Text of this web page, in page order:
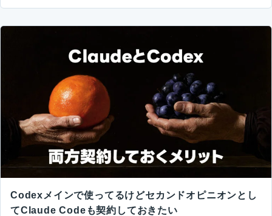
Codexメインで使ってるけどセカンドオピニオンとし
てClaude Codeも契約しておきたい